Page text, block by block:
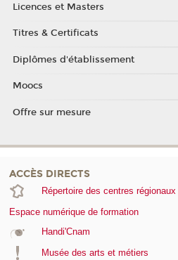
Licences et Masters
Titres & Certificats
Diplômes d'établissement
Moocs
Offre sur mesure
ACCÈS DIRECTS
Répertoire des centres régionaux
Espace numérique de formation
Handi'Cnam
Musée des arts et métiers